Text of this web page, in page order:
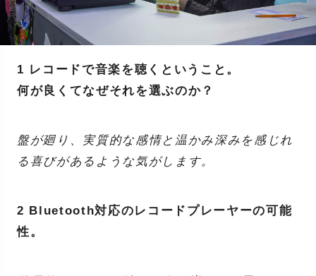
1 レコードで音楽を聴くということ。
何が良くてなぜそれを選ぶのか？
盤が廻り、実質的な感情と温かみ深みを感じれ
る喜びがあるような気がします。
2 Bluetooth対応のレコードプレーヤーの可能
性。